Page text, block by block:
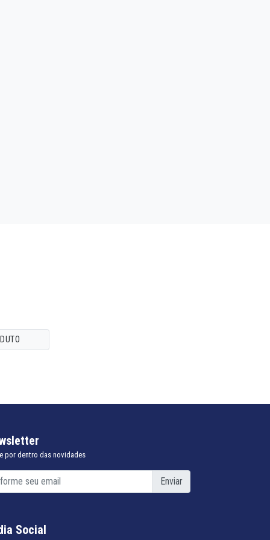
por dentro das novidades
Enviar
Social